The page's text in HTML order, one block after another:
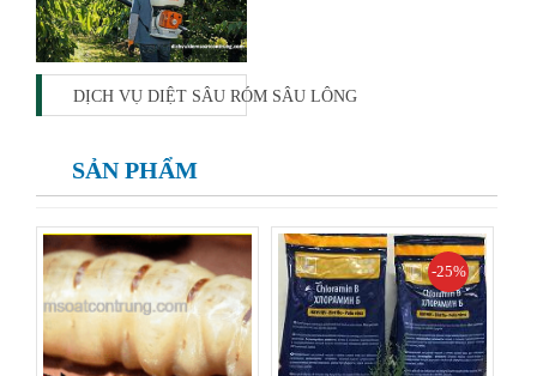
DỊCH VỤ DIỆT SÂU RÓM SÂU LÔNG
SẢN PHẨM
-25%